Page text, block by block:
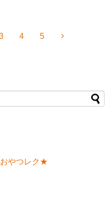
4 5
やつレク★